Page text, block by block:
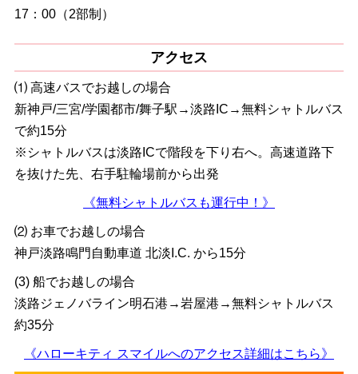
17：00（2部制）
アクセス
⑴ 高速バスでお越しの場合
新神戸/三宮/学園都市/舞子駅→淡路IC→無料シャトルバス
で約15分
※シャトルバスは淡路ICで階段を下り右へ。高速道路下
を抜けた先、右手駐輪場前から出発
《無料シャトルバスも運行中！》
⑵ お車でお越しの場合
神戸淡路鳴門自動車道 北淡I.C. から15分
(3) 船でお越しの場合
淡路ジェノバライン明石港→岩屋港→無料シャトルバス
約35分
《ハローキティ スマイルへのアクセス詳細はこちら》